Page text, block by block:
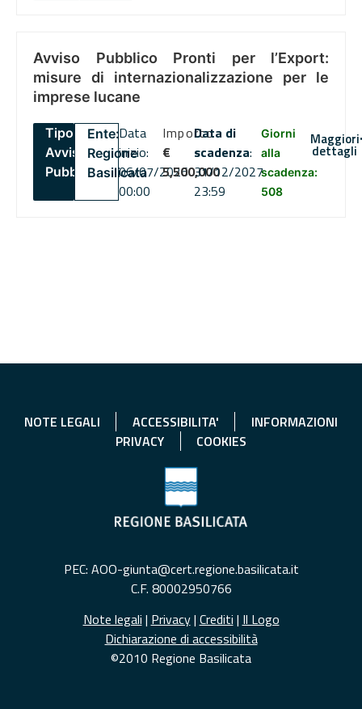
Avviso Pubblico Pronti per l’Export:
misure di internazionalizzazione per le
imprese lucane
Tipo:
Avviso
Pubblico
Ente:
Regione
Basilicata
Data
inizio:
06/07/2026
00:00
Importo
€
5,500,000
Data di
scadenza:
31/12/2027
23:59
Giorni
alla
scadenza:
508
Maggiori
dettagli
NOTE LEGALI ACCESSIBILITA'
INFORMAZIONI
PRIVACY
COOKIES
PEC: AOO-giunta@cert.regione.basilicata.it
C.F. 80002950766
Note legali | Privacy| Crediti | Il Logo
Dichiarazione di accessibilità
©2010 Regione Basilicata